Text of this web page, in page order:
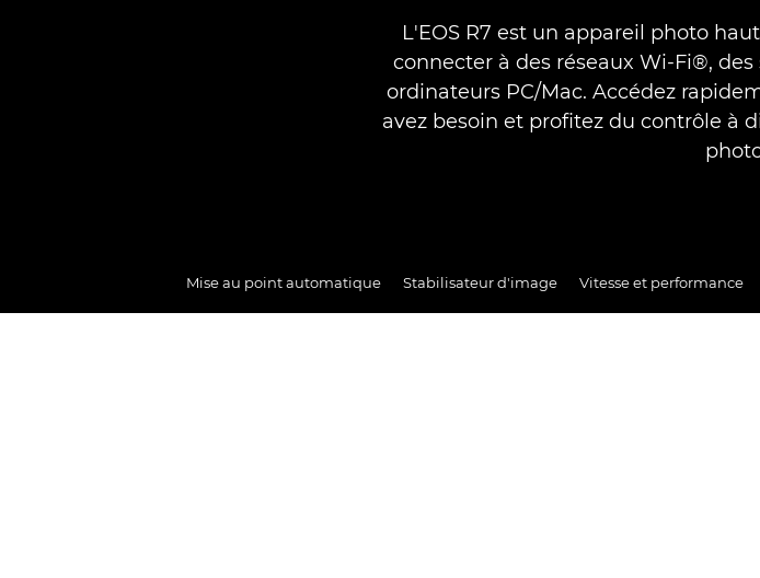
L'EOS R7 est un appareil photo
connecter à des réseaux Wi-Fi®,
ordinateurs PC/Mac. Accédez
avez besoin et profitez du contrôle à
Mise au point automatique Stabilisateur d'image Vitesse et performance